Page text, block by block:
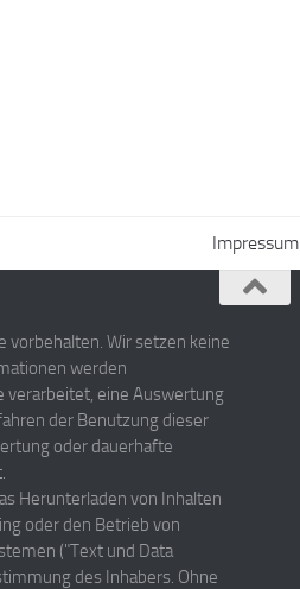
Impressum
vorbehalten. Wir setzen keine
werden
verarbeitet, eine Auswertung
der Benutzung dieser
oder dauerhafte
Herunterladen von Inhalten
oder den Betrieb von
("Text und Data
des Inhabers. Ohne